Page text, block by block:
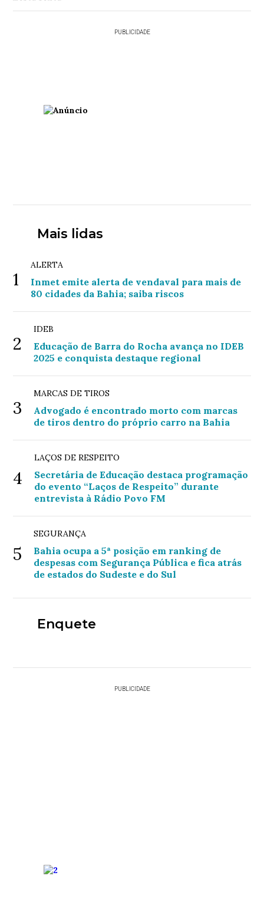
PUBLICIDADE
Mais lidas
1
ALERTA
Inmet emite alerta de vendaval para mais de
80 cidades da Bahia; saiba riscos
2
IDEB
Educação de Barra do Rocha avança no IDEB
2025 e conquista destaque regional
3
MARCAS DE TIROS
Advogado é encontrado morto com marcas
de tiros dentro do próprio carro na Bahia
4
LAÇOS DE RESPEITO
Secretária de Educação destaca programação
do evento “Laços de Respeito” durante
entrevista à Rádio Povo FM
5
SEGURANÇA
Bahia ocupa a 5ª posição em ranking de
despesas com Segurança Pública e fica atrás
de estados do Sudeste e do Sul
Enquete
PUBLICIDADE